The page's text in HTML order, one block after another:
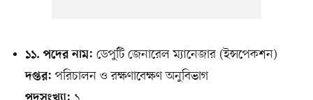
১১. পদের নাম: ডেপুটি জেনারেল ম্যানেজার (ইন্সপেকশন)
দপ্তর: পরিচালন ও রক্ষণাবেক্ষণ অনুবিভাগ